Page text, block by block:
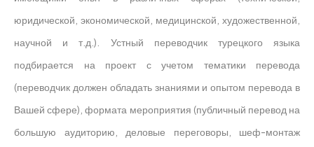
юридической, экономической, медицинской, художественной,
научной и т.д.). Устный переводчик турецкого языка
подбирается на проект с учетом тематики перевода
(переводчик должен обладать знаниями и опытом перевода в
Вашей сфере), формата мероприятия (публичный перевод на
большую аудиторию, деловые переговоры, шеф-монтаж